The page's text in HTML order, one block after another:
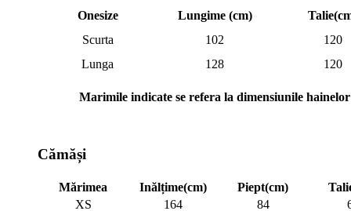
Onesize Lungime (cm)
Scurta
102
120
Lunga
128 120
Marimile indicate se refera la dimensiunile hainelor
Cămăși
Mărimea Inălțime(cm) Piept(cm)
XS
164 84